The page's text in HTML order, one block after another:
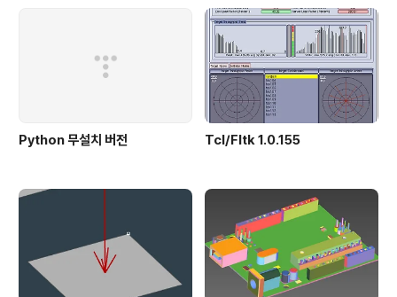
Python 무설치 버전 Tcl/Fltk 1.0.155